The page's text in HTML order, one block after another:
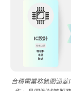
台積電業務範圍涵